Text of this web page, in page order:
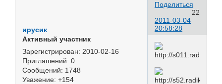
Поделиться
22
2011-03-04
20:58:28
ирусик
Активный участник
Зарегистрирован: 2010-02-16
Приглашений: 0
Сообщений: 1748
Уважение: +154